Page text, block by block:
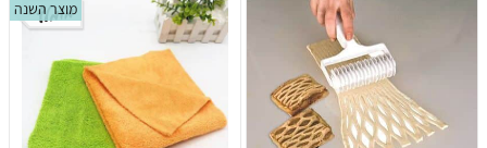
מוצר השנה